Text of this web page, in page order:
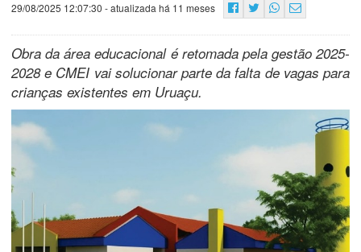
29/08/2025 12:07:30 - atualizada há 11 meses
Obra da área educacional é retomada pela gestão 2025-
2028 e CMEI vai solucionar parte da falta de vagas para
crianças existentes em Uruaçu.